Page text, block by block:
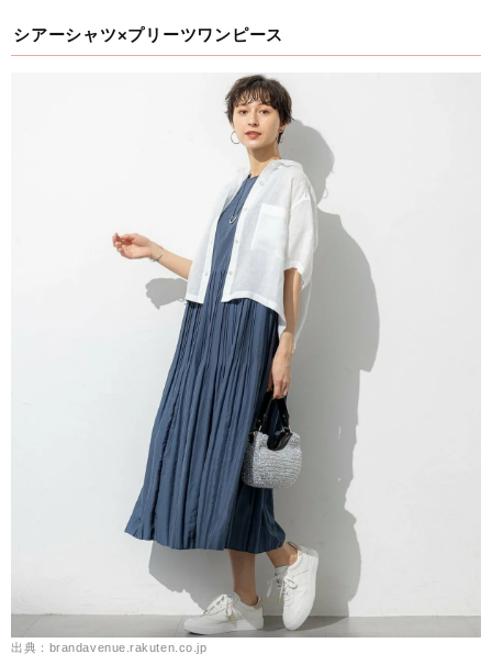
シアーシャツ×プリーツワンピース
出典：brandavenue.rakuten.co.jp